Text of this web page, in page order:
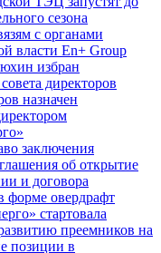
сезона
с органами
власти En+ Group
избран
директоров
назначен
заключения
об открытие
и договора
форме овердрафт
стартовала
преемников на
позиции в